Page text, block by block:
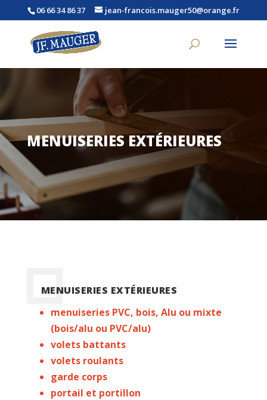
06 66 34 86 37 jean-francois.mauger50@orange.fr
MENUISERIES EXTÉRIEURES
MENUISERIES EXTÉRIEURES
menuiseries PVC, bois, Alu ou mixte
(bois/alu ou PVC/alu)
volets battants
volets roulants
garde corps
portail et portillon